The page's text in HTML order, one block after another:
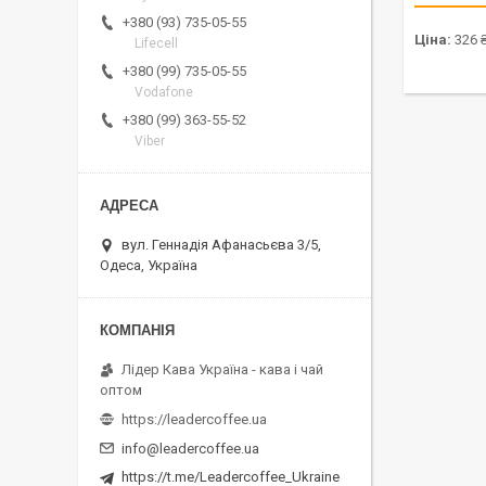
Ціна: 326
+380 (93) 735-05-55
Lifecell
+380 (99) 735-05-55
Vodafone
+380 (99) 363-55-52
Viber
вул. Геннадія Афанасьєва 3/5,
Одеса, Україна
Лідер Кава Україна - кава і чай
оптом
https://leadercoffee.ua
info@leadercoffee.ua
https://t.me/Leadercoffee_Ukraine